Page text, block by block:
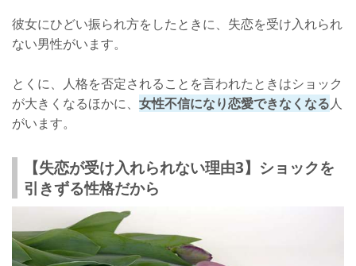
彼女にひどい振られ方をしたときに、失恋を受け入れられ
ない男性がいます。
とくに、人格を否定されることを言われたときはショック
が大きくなるほかに、 女性不信になり恋愛できなくなる人
がいます。
【失恋が受け入れられない理由3】ショックを
引きずる性格だから